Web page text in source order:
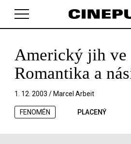
V košíku zatím
Americký jih
Romantika a
1. 12. 2003 / Marcel Arbeit
FENOMÉN PLACENÝ